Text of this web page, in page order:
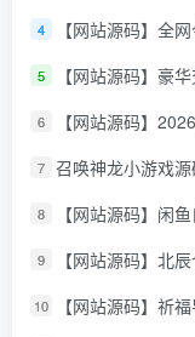
4 【网站源码】全
5 【网站源码】豪华
6 【网站源码】2026
7 召唤神龙小游戏源
8 【网站源码】闲
9 【网站源码】北
10 【网站源码】祈